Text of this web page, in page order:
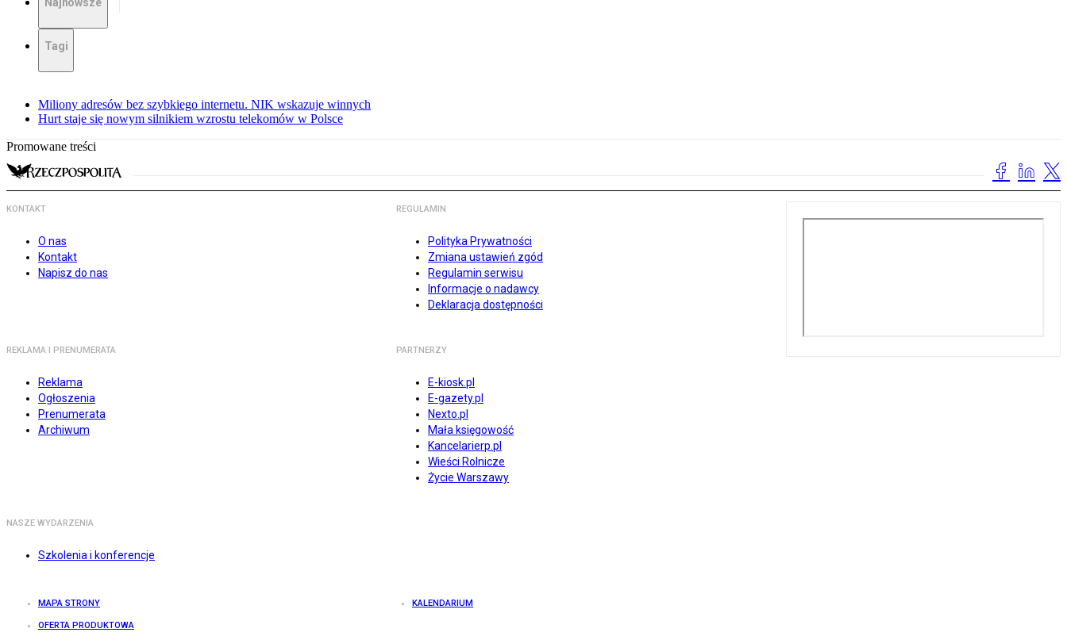
Tagi
Miliony adresów bez szybkiego internetu. NIK wskazuje winnych
Hurt staje się nowym silnikiem wzrostu telekomów w Polsce
Promowane treści
KONTAKT
O nas
Kontakt
Napisz do nas
REGULAMIN
Polityka Prywatności
Zmiana ustawień zgód
Regulamin serwisu
Informacje o nadawcy
Deklaracja dostępności
REKLAMA I PRENUMERATA
Reklama
Ogłoszenia
Prenumerata
Archiwum
PARTNERZY
E-kiosk.pl
E-gazety.pl
Nexto.pl
Mała księgowość
Kancelarierp.pl
Wieści Rolnicze
Życie Warszawy
NASZE WYDARZENIA
Szkolenia i konferencje
MAPA STRONY KALENDARIUM
OFERTA PRODUKTOWA